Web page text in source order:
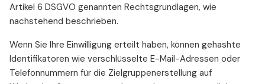
Artikel 6 DSGVO genannten Rechtsgrundlagen, wie
nachstehend beschrieben.
Wenn Sie Ihre Einwilligung erteilt haben, können gehashte
Identifikatoren wie verschlüsselte E-Mail-Adressen oder
Telefonnummern für die Zielgruppenerstellung auf